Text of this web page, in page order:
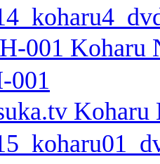
001
001